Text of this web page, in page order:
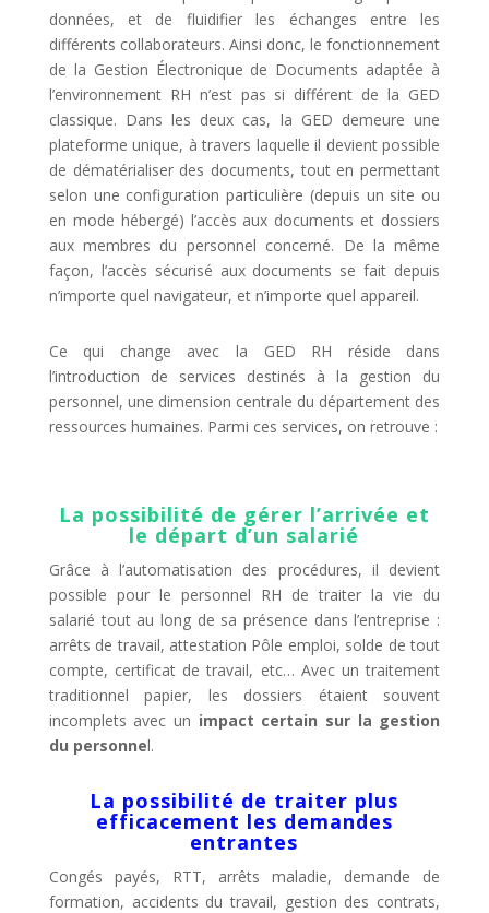
données, et de fluidifier les échanges entre les
différents collaborateurs. Ainsi donc, le fonctionnement
de la Gestion Électronique de Documents adaptée à
l’environnement RH n’est pas si différent de la GED
classique. Dans les deux cas, la GED demeure une
plateforme unique, à travers laquelle il devient possible
de dématérialiser des documents, tout en permettant
selon une configuration particulière (depuis un site ou
en mode hébergé) l’accès aux documents et dossiers
aux membres du personnel concerné. De la même
façon, l’accès sécurisé aux documents se fait depuis
n’importe quel navigateur, et n’importe quel appareil.
Ce qui change avec la GED RH réside dans
l’introduction de services destinés à la gestion du
personnel, une dimension centrale du département des
ressources humaines. Parmi ces services, on retrouve :
La possibilité de gérer l’arrivée et
le départ d’un salarié
Grâce à l’automatisation des procédures, il devient
possible pour le personnel RH de traiter la vie du
salarié tout au long de sa présence dans l’entreprise :
arrêts de travail, attestation Pôle emploi, solde de tout
compte, certificat de travail, etc… Avec un traitement
traditionnel papier, les dossiers étaient souvent
incomplets avec un impact certain sur la gestion
du personnel.
La possibilité de traiter plus
efficacement les demandes
entrantes
Congés payés, RTT, arrêts maladie, demande de
formation, accidents du travail, gestion des contrats,